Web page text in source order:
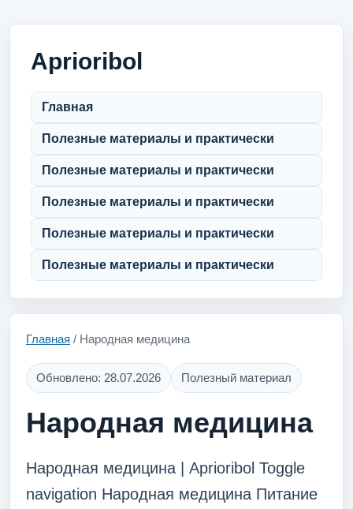
Aprioribol
Главная
Полезные материалы и практически
Полезные материалы и практически
Полезные материалы и практически
Полезные материалы и практически
Полезные материалы и практически
Главная / Народная медицина
Обновлено: 28.07.2026 Полезный материал
Народная медицина
Народная медицина | Aprioribol Toggle
navigation Народная медицина Питание